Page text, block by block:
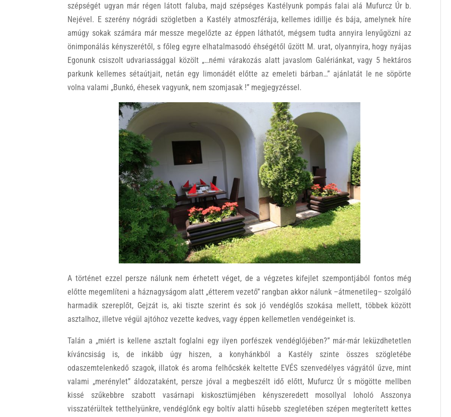
szépségét ugyan már régen látott faluba, majd szépséges Kastélyunk pompás falai alá Mufurcz Úr b.
Nejével. E szerény nógrádi szögletben a Kastély atmoszférája, kellemes idillje és bája, amelynek híre
amúgy sokak számára már messze megelőzte az éppen láthatót, mégsem tudta annyira lenyűgözni az
önimponálás kényszerétől, s főleg egyre elhatalmasodó éhségétől űzött M. urat, olyannyira, hogy nyájas
Egonunk csiszolt udvariassággal közölt „…némi várakozás alatt javaslom Galériánkat, vagy 5 hektáros
parkunk kellemes sétaútjait, netán egy limonádét előtte az emeleti bárban…” ajánlatát le ne söpörte
volna valami „Bunkó, éhesek vagyunk, nem szomjasak !” megjegyzéssel.
A történet ezzel persze nálunk nem érhetett véget, de a végzetes kifejlet szempontjából fontos még
előtte megemlíteni a háznagyságom alatt „étterem vezető” rangban akkor nálunk –átmenetileg– szolgáló
harmadik szereplőt, Gejzát is, aki tiszte szerint és sok jó vendéglős szokása mellett, többek között
asztalhoz, illetve végül ajtóhoz vezette kedves, vagy éppen kellemetlen vendégeinket is.
Talán a „miért is kellene asztalt foglalni egy ilyen porfészek vendéglőjében?” már-már leküzdhetetlen
kíváncsiság is, de inkább úgy hiszen, a konyhánkból a Kastély szinte összes szögletébe
odaszemtelenkedő szagok, illatok és aroma felhőcskék keltette EVÉS szenvedélyes vágyától űzve, mint
valami „merénylet” áldozataként, persze jóval a megbeszélt idő előtt, Mufurcz Úr s mögötte mellben
kissé szűkebbre szabott vasárnapi kiskosztümjében kényszeredett mosollyal loholó Asszonya
visszatérültek tetthelyünkre, vendéglőnk egy boltív alatti hűsebb szegletében szépen megterített kettes